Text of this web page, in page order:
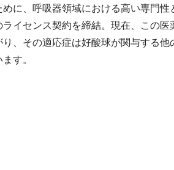
に、呼吸器領域における高い専門性
イセンス契約を締結。現在、この
、その適応症は好酸球が関与する他
す。